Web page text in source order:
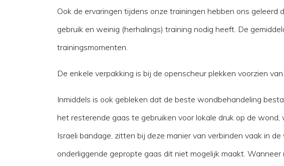
Ook de ervaringen tijdens onze trainingen hebben ons
gebruik en weinig (herhalings) training nodig heeft. De
trainingsmomenten.
De enkele verpakking is bij de openscheur plekken voorzien
Inmiddels is ook gebleken dat de beste wondbehandeling
het resterende gaas te gebruiken voor lokale druk op de
Israeli bandage, zitten bij deze manier van verbinden vaak in
onderliggende gepropte gaas dit niet mogelijk maakt.